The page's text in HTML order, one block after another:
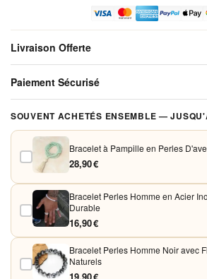
Inoxydable
20cm
Livraison Offerte
soigneusement emballé avant expédition.
Paiement Sécurisé
acceptons Visa, Mastercard, PayPal et Apple
bancaire n'est conservée sur nos serveurs.
SOUVENT ACHETÉS ENSEMBLE —
Bracelet à Pampille en Perles
28,90 €
Bracelet Perles Homme en Acier
Durable
16,90 €
Bracelet Perles Homme Noir avec
Naturels